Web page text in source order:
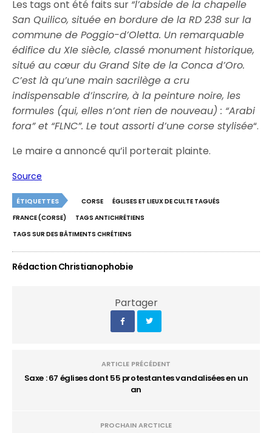
Les tags ont été faits sur “l’abside de la chapelle
San Quilico, située en bordure de la RD 238 sur la
commune de Poggio-d’Oletta. Un remarquable
édifice du XIe siècle, classé monument historique,
situé au cœur du Grand Site de la Conca d’Oro.
C’est là qu’une main sacrilège a cru
indispensable d’inscrire, à la peinture noire, les
formules (qui, elles n’ont rien de nouveau) : “Arabi
fora” et “FLNC”. Le tout assorti d’une corse stylisée“.
Le maire a annoncé qu’il porterait plainte.
Source
ÉTIQUETTES CORSE
ÉGLISES ET LIEUX DE CULTE TAGUÉS
FRANCE (CORSE)
TAGS ANTICHRÉTIENS
TAGS SUR DES BÂTIMENTS CHRÉTIENS
Rédaction Christianophobie
Partager
ARTICLE PRÉCÉDENT
Saxe : 67 églises dont 55 protestantes vandalisées en un
an
PROCHAIN ARCTICLE